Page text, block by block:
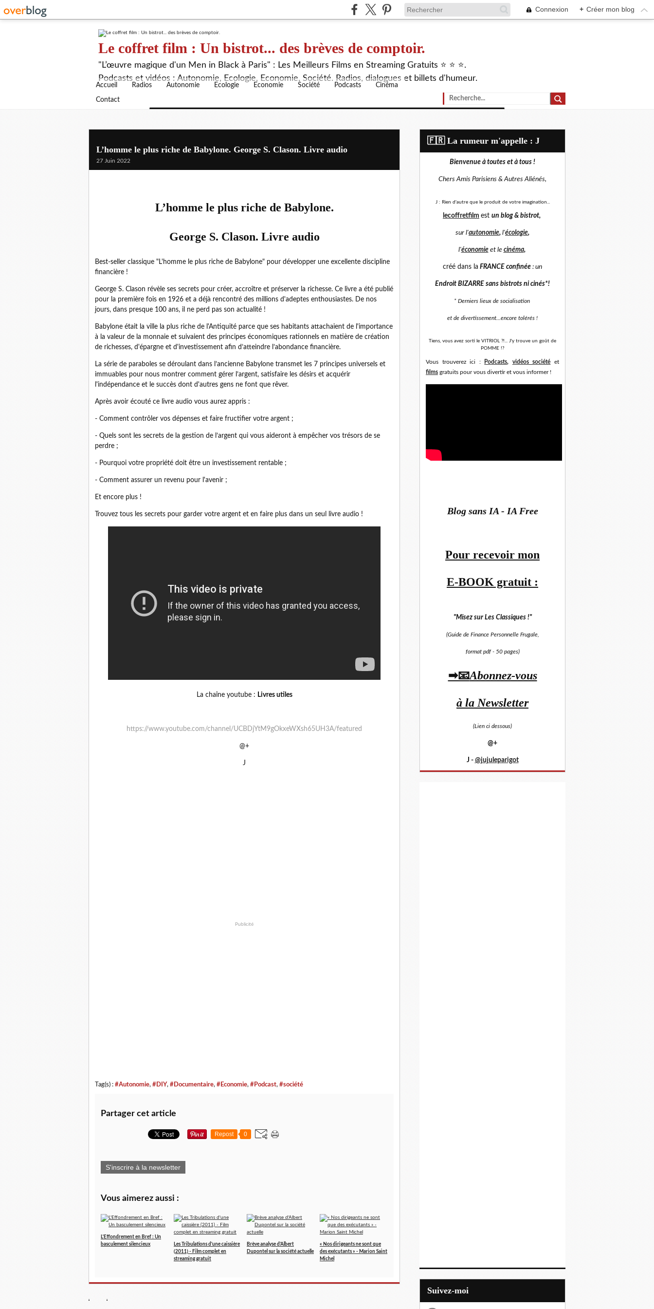
Connexion + Créer mon blog
Le coffret film : Un bistrot... des brèves de comptoir.
"L’œuvre magique d'un Men in Black à Paris" : Les Meilleurs Films en Streaming Gratuits ⭐ ⭐ ⭐.
Podcasts et vidéos : Autonomie, Ecologie, Economie, Société. Radios, dialogues et billets d'humeur.
Accueil Radios Autonomie Ecologie Economie Société Podcasts Cinéma
Contact
L’homme le plus riche de Babylone. George S. Clason. Livre audio
27 Juin 2022
L’homme le plus riche de Babylone.
George S. Clason. Livre audio
Best-seller classique "L'homme le plus riche de Babylone" pour développer une excellente discipline
financière !
George S. Clason révèle ses secrets pour créer, accroître et préserver la richesse. Ce livre a été publié
pour la première fois en 1926 et a déjà rencontré des millions d'adeptes enthousiastes. De nos
jours, dans presque 100 ans, il ne perd pas son actualité !
Babylone était la ville la plus riche de l'Antiquité parce que ses habitants attachaient de l'importance
à la valeur de la monnaie et suivaient des principes économiques rationnels en matière de création
de richesses, d'épargne et d'investissement afin d’atteindre l’abondance financière.
La série de paraboles se déroulant dans l’ancienne Babylone transmet les 7 principes universels et
immuables pour nous montrer comment gérer l’argent, satisfaire les désirs et acquérir
l'indépendance et le succès dont d'autres gens ne font que rêver.
Après avoir écouté ce livre audio vous aurez appris :
- Comment contrôler vos dépenses et faire fructifier votre argent ;
- Quels sont les secrets de la gestion de l’argent qui vous aideront à empêcher vos trésors de se
perdre ;
- Pourquoi votre propriété doit être un investissement rentable ;
- Comment assurer un revenu pour l'avenir ;
Et encore plus !
Trouvez tous les secrets pour garder votre argent et en faire plus dans un seul livre audio !
La chaîne youtube : Livres utiles
https://www.youtube.com/channel/UCBDjYtM9gOkxeWXsh65UH3A/featured
@+
J
Publicité
Tag(s) : #Autonomie, #DIY, #Documentaire, #Economie, #Podcast, #société
Partager cet article
Repost 0
S'inscrire à la newsletter
Vous aimerez aussi :
L'Effondrement en Bref : Un
basculement silencieux
Les Tribulations d'une caissière
(2011) - Film complet en
streaming gratuit
Brève analyse d'Albert
Dupontel sur la société actuelle
« Nos dirigeants ne sont que
des exécutants » - Marion Saint
Michel
​🇫🇷​ La rumeur m'appelle : J
Bienvenue à toutes et à tous !
Chers Amis Parisiens &Autres Aliénés,
J : Rien d'autre que le produit de votre imagination...
lecoffretfilm est un blog & bistrot,
sur l'autonomie, l'écologie,
l'économie et le cinéma,
créé dans la FRANCE confinée : un
Endroit BIZARRE sans bistrots ni cinés*!
* Derniers lieux de socialisation
et de divertissement... encore tolérés !
Tiens, vous avez sorti le VITRIOL ?!... J'y trouve un goût de
POMME !?
Vous trouverez ici : Podcasts, vidéos société et
films gratuits pour vous divertir et vous informer !
Blog sans IA - IA Free
Pour recevoir mon
E-BOOK gratuit :
"Misez sur Les Classiques !"
(Guide de Finance Personnelle Frugale,
format pdf - 50 pages)
➡📧Abonnez-vous
à la Newsletter
(Lien ci dessous)
@+
J - @jujuleparigot
Suivez-moi